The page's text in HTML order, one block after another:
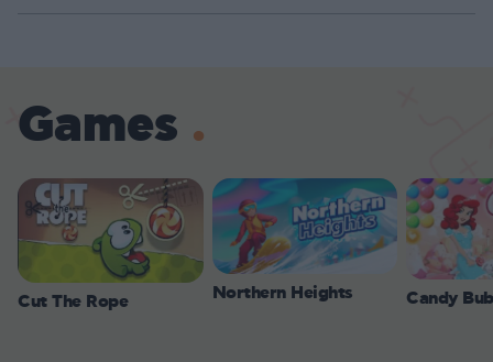
Games
Cut The Rope Northern Heights Candy